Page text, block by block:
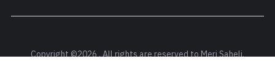
Copyright ©2026 . All rights are reserved to Meri Saheli.